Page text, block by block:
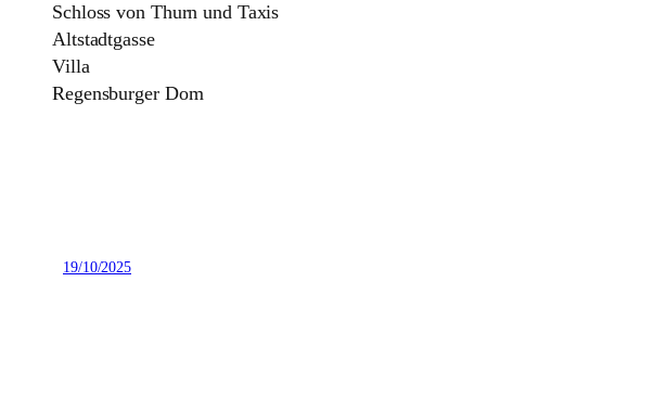
Schloss von Thurn und Taxis
Altstadtgasse
Villa
Regensburger Dom
19/10/2025